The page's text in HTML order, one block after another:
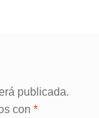
publicada.
con *